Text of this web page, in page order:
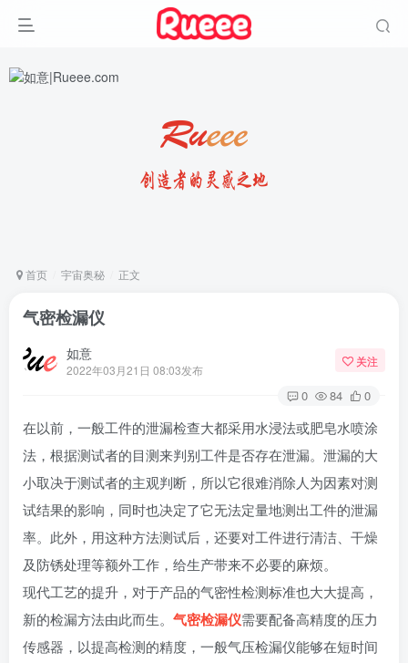
首页 宇宙奥秘 正文
气密检漏仪
如意
2022年03月21日 08:03发布
关注
0 84 0
在以前，一般工件的泄漏检查大都采用水浸法或肥皂水喷涂
法，根据测试者的目测来判别工件是否存在泄漏。泄漏的大
小取决于测试者的主观判断，所以它很难消除人为因素对测
试结果的影响，同时也决定了它无法定量地测出工件的泄漏
率。此外，用这种方法测试后，还要对工件进行清洁、干燥
及防锈处理等额外工作，给生产带来不必要的麻烦。
现代工艺的提升，对于产品的气密性检测标准也大大提高，
新的检漏方法由此而生。 气密检漏仪需要配备高精度的压力
传感器，以提高检测的精度，一般气压检漏仪能够在短时间